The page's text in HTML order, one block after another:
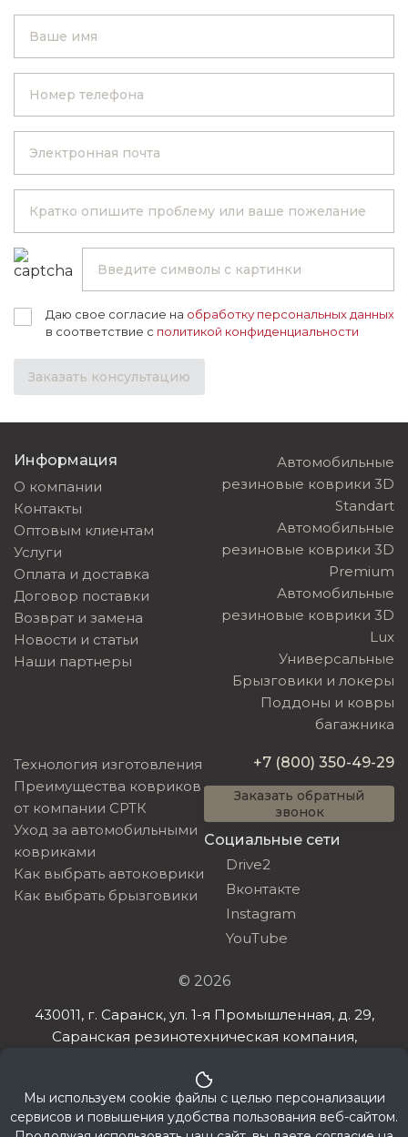
Даю свое согласие на обработку персональных данных
в соответствие с политикой конфиденциальности
Заказать консультацию
Информация
О компании
Контакты
Оптовым клиентам
Услуги
Оплата и доставка
Договор поставки
Возврат и замена
Новости и статьи
Наши партнеры
Автомобильные
резиновые коврики 3D
Standart
Автомобильные
резиновые коврики 3D
Premium
Автомобильные
резиновые коврики 3D
Lux
Универсальные
Брызговики и локеры
Поддоны и ковры
багажника
Технология изготовления
Преимущества ковриков
от компании СРТК
Уход за автомобильными
ковриками
Как выбрать автоковрики
Как выбрать брызговики
+7 (800) 350-49-29
Заказать обратный
звонок
Социальные сети
Drive2
Вконтакте
Instagram
YouTube
© 2026
430011, г. Саранск, ул. 1-я Промышленная, д. 29,
Саранская резинотехническая компания,
Мы используем cookie файлы с целью персонализации
сервисов и повышения удобства пользования веб-сайтом.